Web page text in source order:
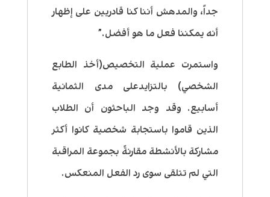
جداً، والمدهش أننا كنا قادريين على إظهار
أنه يمكننا فعل ما هو أفضل.”
واستمرت عملية التخصيص(أخذ الطابع
الشخصي) بالتزايدعلى مدى الثمانية
أسابيع. وقد وجد الباحثون أن الطلاب
الذين قاموا باستجابة شخصية كانوا أكثر
مشاركة بالأنشطة مقارنةً بجموعة المراقبة
التي لم تتلقى سوى رد الفعل المنعكس.